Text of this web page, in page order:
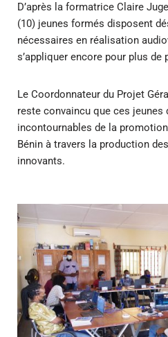
D’après la formatrice Claire
(10) jeunes formés disposent
nécessaires en réalisation
s’appliquer encore pour plus de
Le Coordonnateur du Projet
reste convaincu que ces jeunes
incontournables de la
Bénin à travers la production
innovants.